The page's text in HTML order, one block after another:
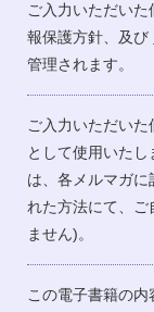
ご入力いただい
報保護方針、及び
管理されます。
ご入力いただい
として使用いた
は、各メルマガに
れた方法にて、ご
ません)。
この電子書籍の